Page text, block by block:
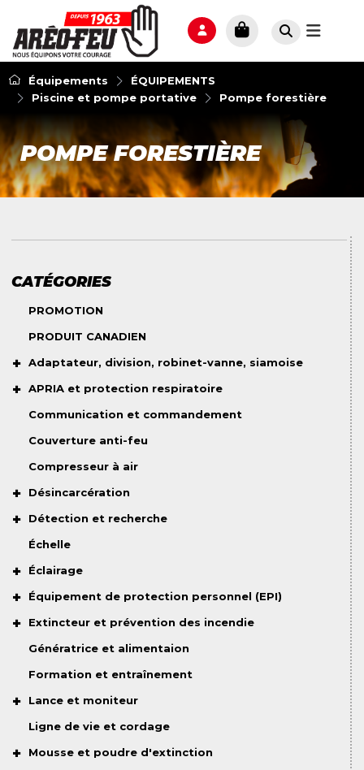
Équipements
ÉQUIPEMENTS
Piscine et pompe portative
Pompe forestière
POMPE FORESTIÈRE
CATÉGORIES
PROMOTION
PRODUIT CANADIEN
Adaptateur, division, robinet-vanne, siamoise
APRIA et protection respiratoire
Communication et commandement
Couverture anti-feu
Compresseur à air
Désincarcération
Détection et recherche
Échelle
Éclairage
Équipement de protection personnel (EPI)
Extincteur et prévention des incendie
Génératrice et alimentaion
Formation et entraînement
Lance et moniteur
Ligne de vie et cordage
Mousse et poudre d'extinction